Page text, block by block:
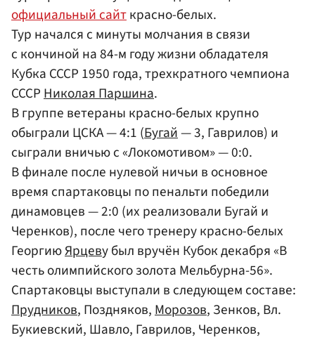
официальный сайткрасно-белых.
Тур начался с минуты молчания в связи
с кончиной на 84-м году жизни обладателя
Кубка СССР 1950 года, трехкратного чемпиона
СССРНиколая Паршина.
В группе ветераны красно-белых крупно
обыграли ЦСКА — 4:1 (Бугай— 3, Гаврилов) и
сыграли вничью с «Локомотивом» — 0:0.
В финале после нулевой ничьи в основное
время спартаковцы по пенальти победили
динамовцев — 2:0 (их реализовали Бугай и
Черенков), после чего тренеру красно-белых
ГеоргиюЯрцеву был вручён Кубок декабря «В
честь олимпийского золота Мельбурна-56».
Спартаковцы выступали в следующем составе:
Прудников, Поздняков,Морозов, Зенков, Вл.
Букиевский, Шавло, Гаврилов, Черенков,